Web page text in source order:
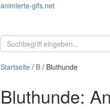
animierte-gifs.net
Startseite / B / Bluthunde
Bluthunde: